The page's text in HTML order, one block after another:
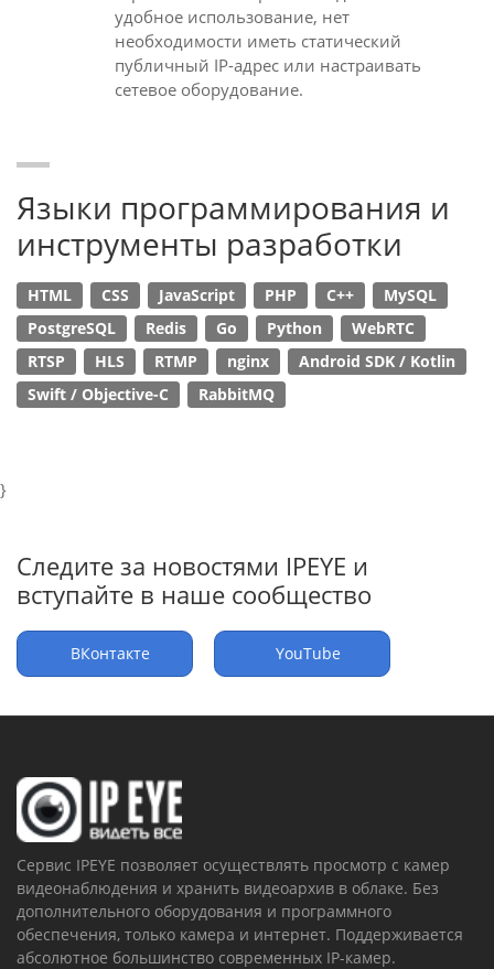
удобное использование, нет
необходимости иметь статический
публичный IP-адрес или настраивать
сетевое оборудование.
Языки программирования и
инструменты разработки
HTML CSS JavaScript PHP C++
MySQL
PostgreSQL
Redis Go Python
WebRTC
RTSP
HLS RTMP nginx
Android SDK / Kotlin
Swift / Objective-C
RabbitMQ
}
Следите за новостями IPEYE и
вступайте в наше сообщество
ВКонтакте YouTube
Сервис IPEYE позволяет осуществлять просмотр с камер
видеонаблюдения и хранить видеоархив в облаке. Без
дополнительного оборудования и программного
обеспечения, только камера и интернет. Поддерживается
абсолютное большинство современных IP-камер.